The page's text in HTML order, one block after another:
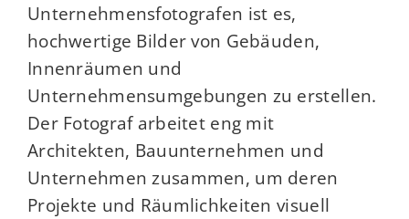
Unternehmensfotografen ist es,
hochwertige Bilder von Gebäuden,
Innenräumen und
Unternehmensumgebungen zu erstellen.
Der Fotograf arbeitet eng mit
Architekten, Bauunternehmen und
Unternehmen zusammen, um deren
Projekte und Räumlichkeiten visuell